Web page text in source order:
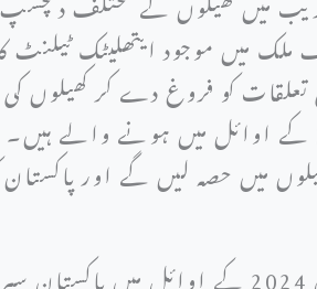
میں موجود ایتھلیٹک
تعلقات کو فروغ دے کر کھیلوں
گیمز ہے ، جو 2024 کے اوائل میں
میں حصہ لیں گے اور
مزید برآں، پاکستان 2024 کے